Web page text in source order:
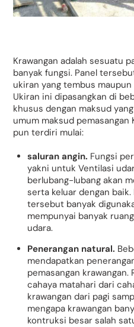
Krawangan adalah sesuatu
banyak fungsi. Panel
ukiran yang tembus
Ukiran ini dipasangkan di
khusus dengan maksud
umum maksud pemasangan
pun terdiri mulai:
saluran angin. Fungsi
yakni untuk Ventilasi
berlubang-lubang akan
serta keluar dengan
tersebut banyak
mempunyai banyak
udara.
Penerangan natural.
mendapatkan
pemasangan krawangan.
cahaya matahari dari
krawangan dari pagi
mengapa krawangan
kontruksi besar salah